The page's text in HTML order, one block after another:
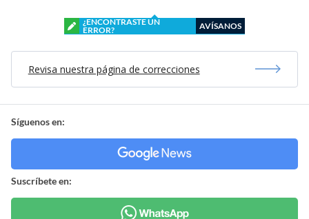
¿ENCONTRASTE UN
ERROR?
AVÍSANOS
Revisa nuestra página de correcciones
Síguenos en:
Suscríbete en: